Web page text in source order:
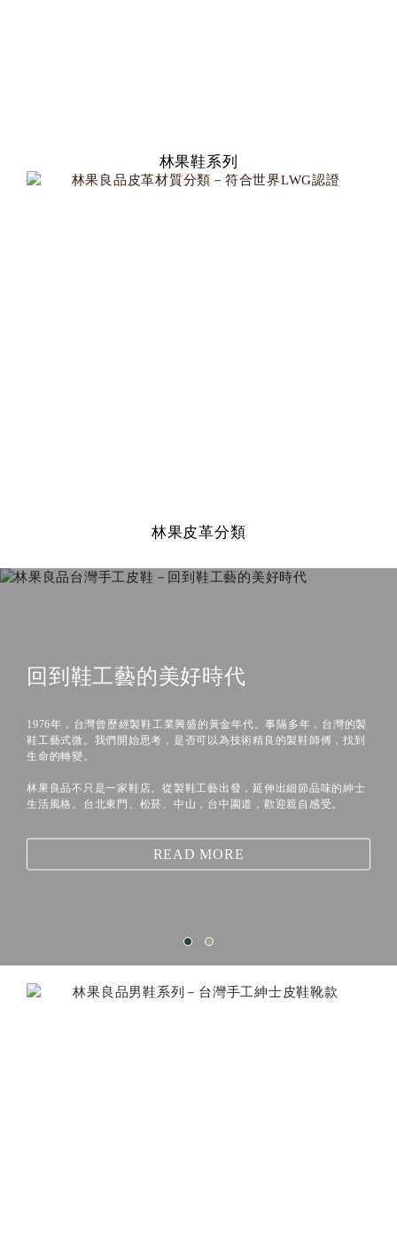
林果鞋系列
林果皮革分類
回到鞋工藝的美好時代
1976年，台灣曾歷經製鞋工業興盛的黃金年代。事隔多年，台灣的製
鞋工藝式微。我們開始思考，是否可以為技術精良的製鞋師傅，找到
生命的轉變。
林果良品不只是一家鞋店。從製鞋工藝出發，延伸出細節品味的紳士
生活風格。台北東門、松菸、中山，台中園道，歡迎親自感受。
READ MORE